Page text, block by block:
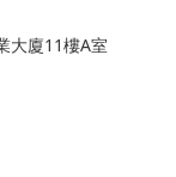
大廈11樓A室